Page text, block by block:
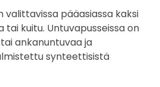
valittavissa pääasiassa kaksi
tai kuitu. Untuvapusseissa on
ankanuntuvaa ja
synteettisistä